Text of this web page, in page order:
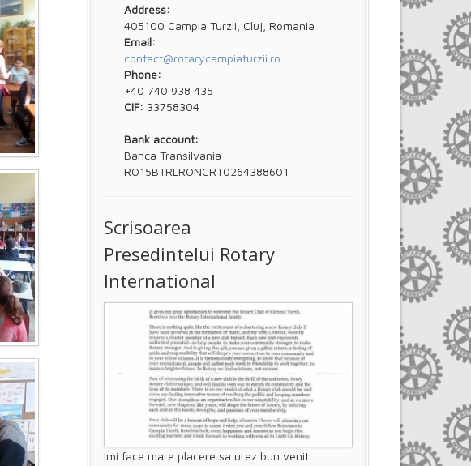
Address:
405100 Campia Turzii, Cluj, Romania
Email:
contact@rotarycampiaturzii.ro
Phone:
+40 740 938 435
CIF: 33758304
Bank account:
Banca Transilvania
RO15BTRLRONCRT0264388601
Scrisoarea
Presedintelui Rotary
International
Imi face mare placere sa urez bun venit